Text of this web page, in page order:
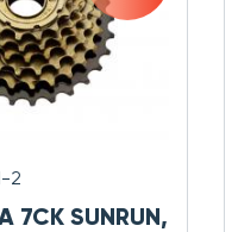
2
SUNRUN,